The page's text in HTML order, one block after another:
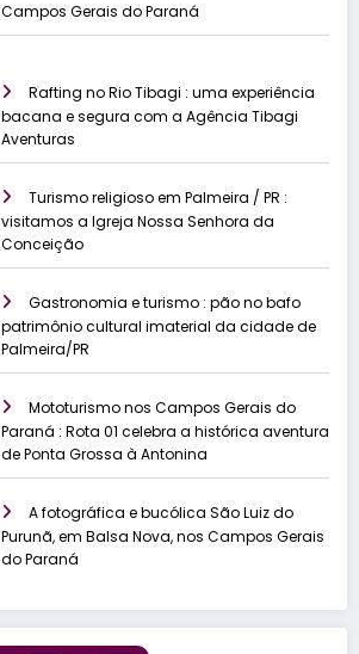
Campos Gerais do Paraná
Rafting no Rio Tibagi : uma experiência
bacana e segura com a Agência Tibagi
Aventuras
Turismo religioso em Palmeira / PR :
visitamos a Igreja Nossa Senhora da
Conceição
Gastronomia e turismo : pão no bafo
patrimônio cultural imaterial da cidade de
Palmeira/PR
Mototurismo nos Campos Gerais do
Paraná : Rota 01 celebra a histórica aventura
de Ponta Grossa à Antonina
A fotográfica e bucólica São Luiz do
Purunã, em Balsa Nova, nos Campos Gerais
do Paraná